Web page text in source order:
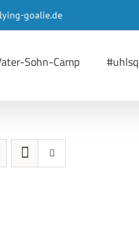
goalie.de
Sohn-Camp